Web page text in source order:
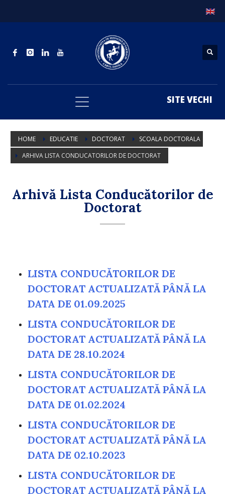
SITE VECHI
HOME EDUCATIE DOCTORAT
SCOALA DOCTORALA
ARHIVA LISTA CONDUCATORILOR DE DOCTORAT
Arhivă Lista Conducătorilor de
Doctorat
LISTA CONDUCĂTORILOR DE
DOCTORAT ACTUALIZATĂ PÂNĂ LA
DATA DE 01.09.2025
LISTA CONDUCĂTORILOR DE
DOCTORAT ACTUALIZATĂ PÂNĂ LA
DATA DE 28.10.2024
LISTA CONDUCĂTORILOR DE
DOCTORAT ACTUALIZATĂ PÂNĂ LA
DATA DE 01.02.2024
LISTA CONDUCĂTORILOR DE
DOCTORAT ACTUALIZATĂ PÂNĂ LA
DATA DE 02.10.2023
LISTA CONDUCĂTORILOR DE
DOCTORAT ACTUALIZATĂ PÂNĂ LA